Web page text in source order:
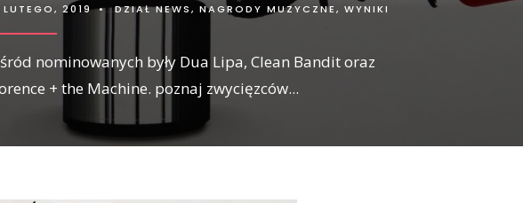
LUTEGO, 2019 • DZIAŁ NEWS, NAGRODY MUZYCZNE, WYNIKI
nominowanych były Dua Lipa, Clean Bandit oraz
+ the Machine. poznaj zwycięzców...